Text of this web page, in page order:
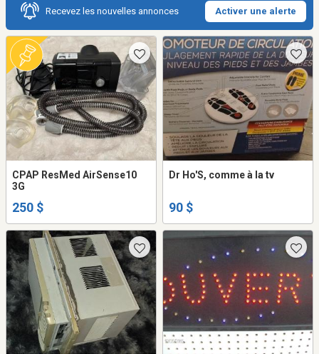
Recevez les nouvelles annonces Activer une alerte
CPAP ResMed AirSense10
3G
250 $
Dr Ho'S, comme à la tv
90 $